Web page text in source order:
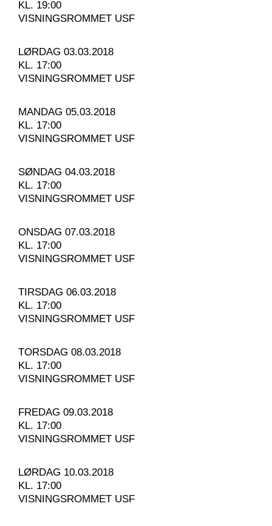
KL. 19:00
VISNINGSROMMET USF
LØRDAG 03.03.2018
KL. 17:00
VISNINGSROMMET USF
MANDAG 05.03.2018
KL. 17:00
VISNINGSROMMET USF
SØNDAG 04.03.2018
KL. 17:00
VISNINGSROMMET USF
ONSDAG 07.03.2018
KL. 17:00
VISNINGSROMMET USF
TIRSDAG 06.03.2018
KL. 17:00
VISNINGSROMMET USF
TORSDAG 08.03.2018
KL. 17:00
VISNINGSROMMET USF
FREDAG 09.03.2018
KL. 17:00
VISNINGSROMMET USF
LØRDAG 10.03.2018
KL. 17:00
VISNINGSROMMET USF